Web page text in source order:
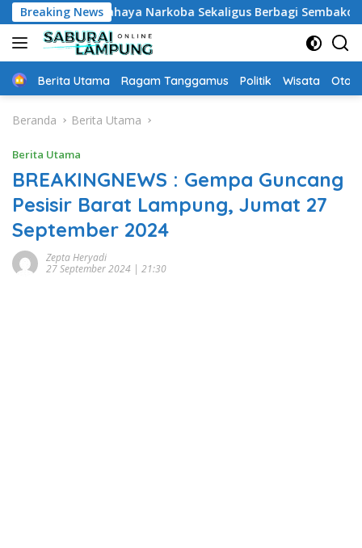
Langsung
ke
konten
Breaking News
Bahaya Narkoba Sekaligus Berbagi Sembako
Home
Berita Utama Ragam Tanggamus Politik Wisata Oto
Beranda Berita Utama
Berita Utama
BREAKINGNEWS : Gempa Guncang
Pesisir Barat Lampung, Jumat 27
September 2024
Zepta Heryadi
27 September 2024 | 21:30